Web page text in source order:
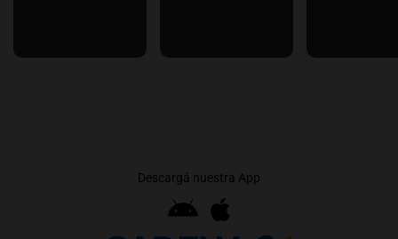
Descargá nuestra App